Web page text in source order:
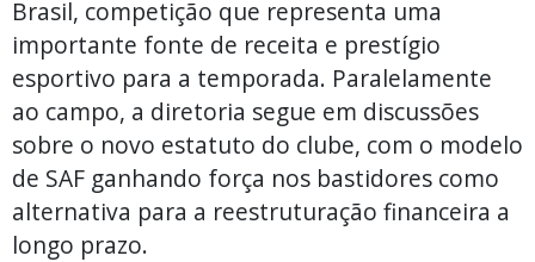
Brasil, competição que representa uma
importante fonte de receita e prestígio
esportivo para a temporada. Paralelamente
ao campo, a diretoria segue em discussões
sobre o novo estatuto do clube, com o modelo
de SAF ganhando força nos bastidores como
alternativa para a reestruturação financeira a
longo prazo.